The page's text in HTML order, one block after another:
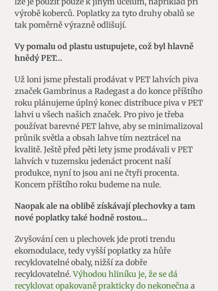
výrobě koberců. Poplatky za tyto druhy obalů se
tak poměrně výrazně odlišují.
Vy pomalu od plastu ustupujete, což byl hlavně
hnědý PET…
Už loni jsme přestali prodávat v PET lahvích piva
značek Gambrinus a Radegast a do konce příštího
roku plánujeme úplný konec distribuce piva v PET
lahvi u všech našich značek. Pro pivo je třeba
používat barevné PET lahve, aby se minimalizoval
průnik světla a obsah lahve tím neztrácel na
kvalitě. Ještě před pěti lety jsme prodávali v PET
lahvích v tuzemsku jedenáct procent naší
produkce, nyní to jsou ani ne čtyři procenta.
Koncem příštího roku budeme na nule.
Naopak ale na oblibě získávají plechovky a tam
nové poplatky také hodně rostou…
Zvyšování cen u plechovek jde proti trendu
ekomodulace, tedy vyšší poplatky za hůře
recyklovatelné obaly, nižší za dobře
recyklovatelné.Výhodou hliníku je, že se dá
recyklovat opakovaně prakticky do nekonečna a